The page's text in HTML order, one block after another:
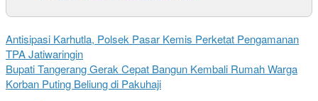
Antisipasi Karhutla, Polsek Pasar Kemis Perketat Pengamanan
TPA Jatiwaringin
Bupati Tangerang Gerak Cepat Bangun Kembali Rumah Warga
Korban Puting Beliung di Pakuhaji